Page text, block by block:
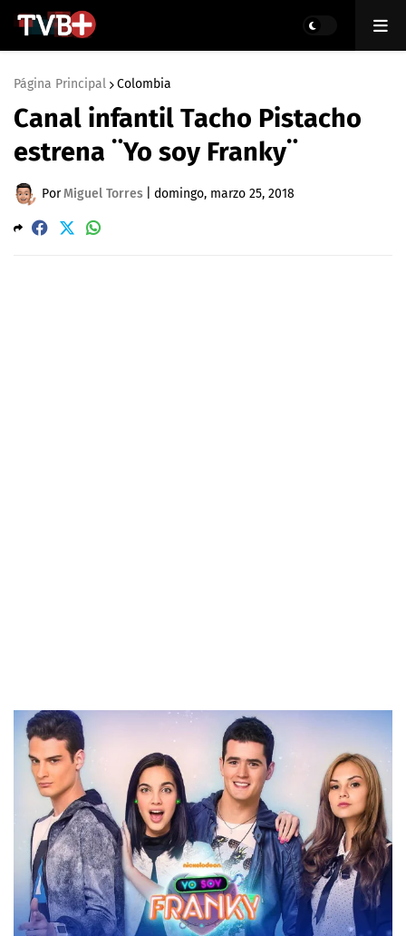
Página Principal Colombia
Canal infantil Tacho Pistacho
estrena ¨Yo soy Franky¨
PorMiguel Torres domingo, marzo 25, 2018